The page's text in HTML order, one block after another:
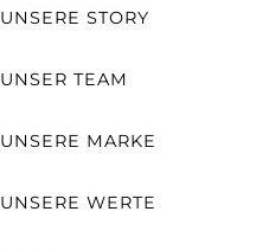
UNSERE STORY
UNSER TEAM
UNSERE MARKE
UNSERE WERTE